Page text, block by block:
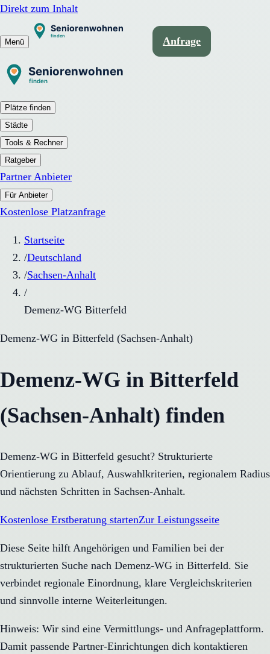
Direkt zum Inhalt
Menü Anfrage
Plätze finden
Städte
Tools & Rechner
Ratgeber
Partner Anbieter
Für Anbieter
Kostenlose Platzanfrage
Startseite
/Deutschland
/Sachsen-Anhalt
/
Demenz-WG Bitterfeld
Demenz-WG in Bitterfeld (Sachsen-Anhalt)
Demenz-WG in Bitterfeld
(Sachsen-Anhalt) finden
Demenz-WG in Bitterfeld gesucht? Strukturierte
Orientierung zu Ablauf, Auswahlkriterien, regionalem Radius
und nächsten Schritten in Sachsen-Anhalt.
Kostenlose Erstberatung startenZur Leistungsseite
Diese Seite hilft Angehörigen und Familien bei der
strukturierten Suche nach Demenz-WG in Bitterfeld. Sie
verbindet regionale Einordnung, klare Vergleichskriterien
und sinnvolle interne Weiterleitungen.
Hinweis: Wir sind eine Vermittlungs- und Anfrageplattform.
Damit passende Partner-Einrichtungen dich kontaktieren